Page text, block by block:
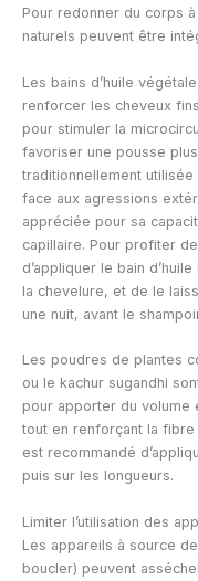
Pour redonner du corps
naturels peuvent être
Les bains d’huile
renforcer les cheveux
pour stimuler la
favoriser une pousse
traditionnellement
face aux agressions
appréciée pour sa
capillaire. Pour profiter
d’appliquer le bain
la chevelure, et de le
une nuit, avant le
Les poudres de plantes
ou le kachur sugandhi
pour apporter du volume
tout en renforçant la fibre
est recommandé
puis sur les longueurs.
Limiter l’utilisation des
Les appareils à source
boucler) peuvent